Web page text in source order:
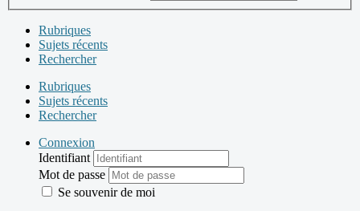
Rubriques
Sujets récents
Rechercher
Rubriques
Sujets récents
Rechercher
Connexion
Identifiant
Mot de passe
Se souvenir de moi